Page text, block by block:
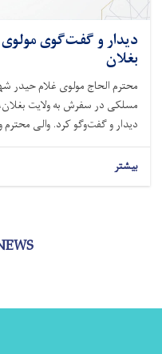
دیدار و گفت‌گوی
بغلان
محترم الحاج مولوی غلام حیدر
مسلکی در سفرش به ولایت بغلان،
دیدار و گفت‌وگو کرد. والی
بیشتر